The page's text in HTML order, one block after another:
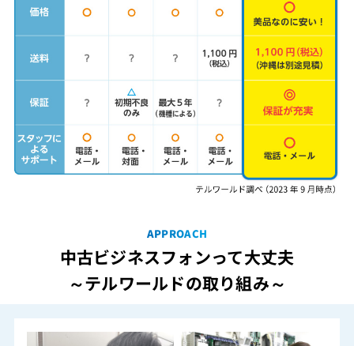
APPROACH
中古ビジネスフォンって大丈夫
～テルワールドの取り組み～